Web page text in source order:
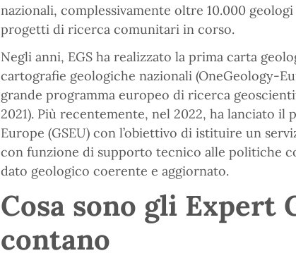
nazionali, complessivamente oltre 10.000
progetti di ricerca comunitari in corso.
Negli anni, EGS ha realizzato la prima carta
cartografie geologiche nazionali (OneGeology-
grande programma europeo di ricerca
2021). Più recentemente, nel 2022, ha lanciato
Europe (GSEU) con l’obiettivo di istituire un
con funzione di supporto tecnico alle politiche
dato geologico coerente e aggiornato.
Cosa sono gli Expert
contano